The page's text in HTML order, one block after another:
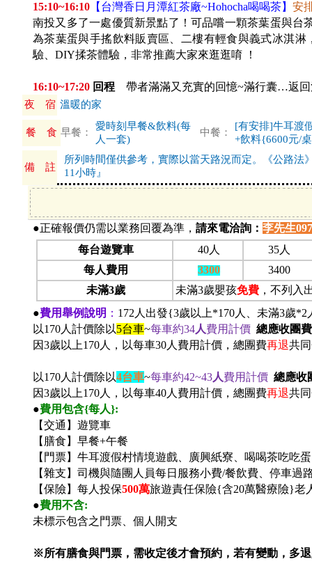
15:10~16:10 【台灣香日月潭紅茶廠~Hohocha喝喝茶】 安
南投又多了一處優質新景點了！可品嚐一顆茶葉蛋與台
為茶葉蛋與手搖飲料販賣區、二樓有輕食與義式冰淇
驗、DIY揉茶體驗，非常推薦大家來逛逛唷 ！
16:10~17:20 回程 帶者滿滿又充實的回憶~滿行囊…返
夜 宿 溫暖的家
餐 食 早餐：
愛時刻早餐&飲料(每
人一套)
中餐：
[有安排]牛耳渡
+飲料{6600元/
備 註
所列時間僅供參考，實際以當天路況而定。《公路
11小時』
●正確報價仍需以業務回覆為準， 請來電洽詢： 李先生
每台遊覽車
40人
35人
每人費用
3300
3400
未滿3歲
未滿3歲嬰孩免費 ，不列入
●費用舉例說明 ： 172 人出發{3歲以上*170人、未滿3歲*2
以170人計價除以5台車~每車約34人費用計價 總應收團
因3歲以上170人，以每車30人費用計價，總團費再退共
以170人計價除以4台車~每車約42~43人費用計價 總應收
因3歲以上170人，以每車40人費用計價，總團費再退共
●費用包含{每人}:
【交通】遊覽車
【膳食】早餐+午餐
【門票】牛耳渡假村情境遊戲、廣興紙寮、喝喝茶吃吃蛋
【雜支】司機與隨團人員每日服務小費/餐飲費、停車過
【保險】每人投保500萬旅遊責任保險{含20萬醫療險}老
●費用不含:
未標示包含之門票、個人開支
※所有膳食與門票，需收定後才會預約，若有變動，多